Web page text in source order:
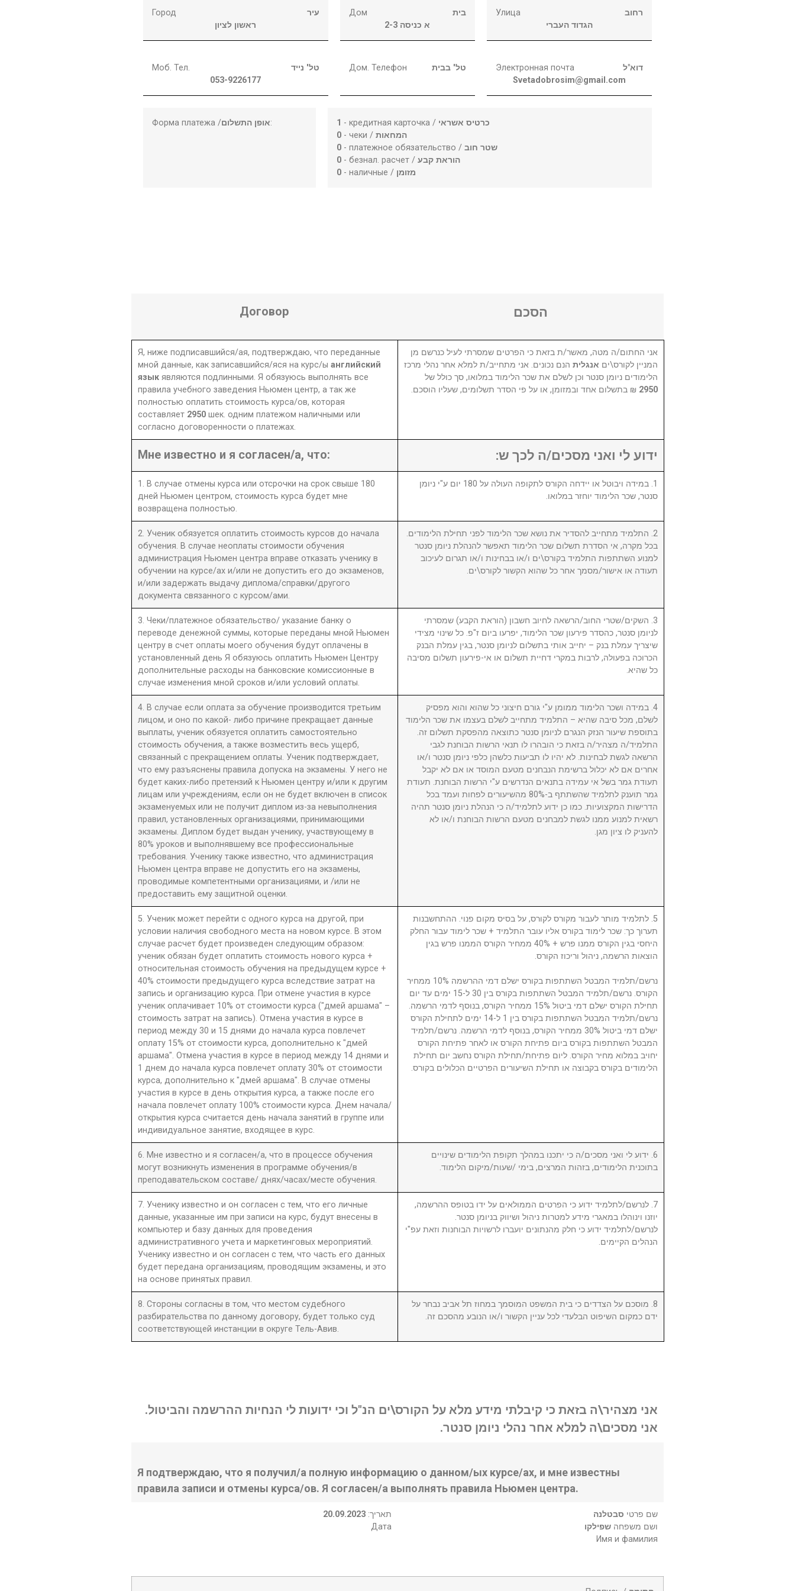
Город
עיר
ראשון לציון
Дом
בית
2-א כניסה 3
Улица
רחוב
הגדוד העברי
Моб. Тел.
טל' נייד
053-9226177
Дом. Телефон טל' בבית Электронная почта
דוא"ל
Svetadobrosim@gmail.com
Форма платежа /אופן התשלום: 1 - кредитная карточка / כרטיס אשראי
0- чеки / המחאות
0- платежное обязательство / שטר חוב
0- безнал. расчет / הוראת קבע
0- наличные / מזומן
Договор הסכם
Я, ниже подписавшийся/ая, подтверждаю, что переданные
мной данные, как записавшийся/яся на курс/ы английский
язык являются подлинными. Я обязуюсь выполнять все
правила учебного заведения Ньюмен центр, а так же
полностью оплатить стоимость курса/ов, которая
составляет 2950 шек. одним платежом наличными или
согласно договоренности о платежах.
אני החתום/ה מטה, מאשר/ת בזאת כי הפרטים שמסרתי לעיל כנרשם מן
המניין לקורס\ים אנגלית הנם נכונים. אני מתחייב/ת למלא אחר נהלי מרכז
הלימודים ניומן סנטר וכן לשלם את שכר הלימוד במלואו, סך כולל של
2950 ₪ בתשלום אחד ובמזומן, או על פי הסדר תשלומים, שעליו הוסכם.
Мне известно и я согласен/а, что: ידוע לי ואני מסכים/ה לכך ש:
1. В случае отмены курса или отсрочки на срок свыше 180
дней Ньюмен центром, стоимость курса будет мне
возвращена полностью.
1. במידה ויבוטל או יידחה הקורס לתקופה העולה על 180 יום ע"י ניומן
סנטר, שכר הלימוד יוחזר במלואו.
2. Ученик обязуется оплатить стоимость курсов до начала
обучения. В случае неоплаты стоимости обучения
администрация Ньюмен центра вправе отказать ученику в
обучении на курсе/ах и/или не допустить его до экзаменов,
и/или задержать выдачу диплома/справки/другого
документа связанного с курсом/ами.
2. התלמיד מתחייב להסדיר את נושא שכר הלימוד לפני תחילת הלימודים.
בכל מקרה, אי הסדרת תשלום שכר הלימוד תאפשר להנהלת ניומן סנטר
למנוע השתתפות התלמיד בקורס\ים ו/או בבחינות ו/או תגרום לעיכוב
תעודה או אישור/מסמך אחר כל שהוא הקשור לקורס\ים.
3. Чеки/платежное обязательство/ указание банку о
переводе денежной суммы, которые переданы мной Ньюмен
центру в счет оплаты моего обучения будут оплачены в
установленный день Я обязуюсь оплатить Ньюмен Центру
дополнительные расходы на банковские комиссионные в
случае изменения мной сроков и/или условий оплаты.
3. השקים/שטרי החוב/הרשאה לחיוב חשבון (הוראת הקבע) שמסרתי
לניומן סנטר, כהסדר פירעון שכר הלימוד, יפרעו ביום ז"פ. כל שינוי מצידי
שיצריך עמלת בנק – יחייב אותי בתשלום לניומן סנטר, בגין עמלת הבנק
הכרוכה בפעולה, לרבות במקרי דחיית תשלום או אי-פירעון תשלום מסיבה
כל שהיא.
4. В случае если оплата за обучение производится третьим
лицом, и оно по какой- либо причине прекращает данные
выплаты, ученик обязуется оплатить самостоятельно
стоимость обучения, а также возместить весь ущерб,
связанный с прекращением оплаты. Ученик подтверждает,
что ему разъяснены правила допуска на экзамены. У него не
будет каких-либо претензий к Ньюмен центру и/или к другим
лицам или учреждениям, если он не будет включен в список
экзаменуемых или не получит диплом из-за невыполнения
правил, установленных организациями, принимающими
экзамены. Диплом будет выдан ученику, участвующему в
80% уроков и выполнявшему все профессиональные
требования. Ученику также известно, что администрация
Ньюмен центра вправе не допустить его на экзамены,
проводимые компетентными организациями, и /или не
предоставить ему защитной оценки.
4. במידה ושכר הלימוד ממומן ע"י גורם חיצוני כל שהוא והוא מפסיק
לשלם, מכל סיבה שהיא – התלמיד מתחייב לשלם בעצמו את שכר הלימוד
בתוספת שיעור הנזק הנגרם לניומן סנטר כתוצאה מהפסקת תשלום זה.
התלמיד/ה מצהיר/ה בזאת כי הובהרו לו תנאי הרשות הבוחנת לגבי
הרשאה לגשת לבחינות. לא יהיו לו תביעות כלשהן כלפי ניומן סנטר ו/או
אחרים אם לא יכלול ברשימת הנבחנים מטעם המוסד או אם לא יקבל
תעודת גמר בשל אי עמידה בתנאים הנדרשים ע"י הרשות הבוחנת. תעודת
גמר תוענק לתלמיד שהשתתף ב-80% מהשיעורים לפחות ועמד בכל
הדרישות המקצועיות. כמו כן ידוע לתלמיד/ה כי הנהלת ניומן סנטר תהיה
רשאית למנוע ממנו לגשת למבחנים מטעם הרשות הבוחנת ו/או לא
להעניק לו ציון מגן.
5. Ученик может перейти с одного курса на другой, при
условии наличия свободного места на новом курсе. В этом
случае расчет будет произведен следующим образом:
ученик обязан будет оплатить стоимость нового курса +
относительная стоимость обучения на предыдущем курсе +
40% стоимости предыдущего курса вследствие затрат на
запись и организацию курса. При отмене участия в курсе
ученик оплачивает 10% от стоимости курса ("дмей аршама" –
стоимость затрат на запись). Отмена участия в курсе в
период между 30 и 15 днями до начала курса повлечет
оплату 15% от стоимости курса, дополнительно к "дмей
аршама". Отмена участия в курсе в период между 14 днями и
1 днем до начала курса повлечет оплату 30% от стоимости
курса, дополнительно к "дмей аршама". В случае отмены
участия в курсе в день открытия курса, а также после его
начала повлечет оплату 100% стоимости курса. Днем начала/
открытия курса считается день начала занятий в группе или
индивидуальное занятие, входящее в курс.
5. לתלמיד מותר לעבור מקורס לקורס, על בסיס מקום פנוי. ההתחשבנות
תערוך כך: שכר לימוד בקורס אליו עובר התלמיד + שכר לימוד עבור החלק
היחסי בגין הקורס ממנו פרש + 40% ממחיר הקורס הממנו פרש בגין
הוצאות הרשמה, ניהול וריכוז הקורס.
נרשם/תלמיד המבטל השתתפות בקורס ישלם דמי ההרשמה 10% ממחיר
הקורס. נרשם/תלמיד המבטל השתתפות בקורס בין 30 ל-15 ימים עד יום
תחילת הקורס ישלם דמי ביטול 15% ממחיר הקורס, בנוסף לדמי הרשמה.
נרשם/תלמיד המבטל השתתפות בקורס בין 1 ל-14 ימים לתחילת הקורס
ישלם דמי ביטול 30% ממחיר הקורס, בנוסף לדמי הרשמה. נרשם/תלמיד
המבטל השתתפות בקורס ביום פתיחת הקורס או לאחר פתיחת הקורס
יחויב במלוא מחיר הקורס. ליום פתיחת/תחילת הקורס נחשב יום תחילת
הלימודים בקורס בקבוצה או תחילת השיעורים הפרטיים הכלולים בקורס.
6. Мне известно и я согласен/а, что в процессе обучения
могут возникнуть изменения в программе обучения/в
преподавательском составе/ днях/часах/месте обучения.
6. ידוע לי ואני מסכים/ה כי יתכנו במהלך תקופת הלימודים שינויים
בתוכנית הלימודים, בזהות המרצים, בימי /שעות/מיקום הלימוד.
7. Ученику известно и он согласен с тем, что его личные
данные, указанные им при записи на курс, будут внесены в
компьютер и базу данных для проведения
административного учета и маркетинговых мероприятий.
Ученику известно и он согласен с тем, что часть его данных
будет передана организациям, проводящим экзамены, и это
на основе принятых правил.
7. לנרשם/לתלמיד ידוע כי הפרטים הממולאים על ידו בטופס ההרשמה,
יוזנו וינוהלו במאגרי מידע למטרות ניהול ושיווק בניומן סנטר.
לנרשם/לתלמיד ידוע כי חלק מהנתונים יועברו לרשויות הבוחנות וזאת עפ"י
הנהלים הקיימים.
8. Стороны согласны в том, что местом судебного
разбирательства по данному договору, будет только суд
соответствующей инстанции в округе Тель-Авив.
8. מוסכם על הצדדים כי בית המשפט המוסמך במחוז תל אביב נבחר על
ידם כמקום השיפוט הבלעדי לכל עניין הקשור ו/או הנובע מהסכם זה.
אני מצהיר\ה בזאת כי קיבלתי מידע מלא על הקורס\ים הנ"ל וכי ידועות לי הנחיות ההרשמה והביטול.
אני מסכים\ה למלא אחר נהלי ניומן סנטר.
Я подтверждаю, что я получил/а полную информацию о данном/ых курсе/ах, и мне известны
правила записи и отмены курса/ов. Я согласен/а выполнять правила Ньюмен центра.
20.09.2023 :תאריך
Дата
שם פרטי סבטלנה
ושם משפחהשפילקו
Имя и фамилия